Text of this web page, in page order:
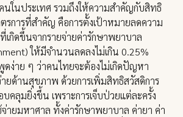
นในประเทศ รวมถึงให้ความสำคัญกับสิทธิ
การที่สำคัญ คือการตั้งเป้าหมายลดความ
เกิดขึ้นจากรายจ่ายค่ารักษาพยาบาล
ให้มีจำนวนลดลงไม่เกิน 0.25%
ง่าย ๆ ว่าคนไทยจะต้องไม่เกิดปัญหา
ายด้านสุขภาพ ด้วยการเพิ่มสิทธิสวัสดิการ
คลุมยิ่งขึ้น เพราะการเจ็บป่วยแต่ละครั้ง
ายมหาศาล ทั้งค่ารักษาพยาบาล ค่ายา ค่า